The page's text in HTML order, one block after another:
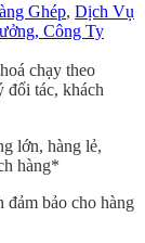
Ghép, Dịch Vụ
Công Ty
chạy theo
đối tác, khách
lớn, hàng lẻ,
hàng*
đảm bảo cho hàng